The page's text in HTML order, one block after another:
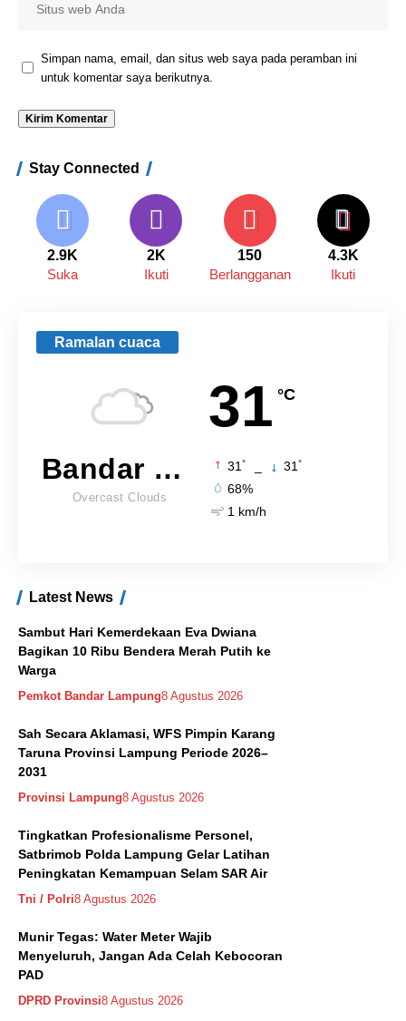
Simpan nama, email, dan situs web saya pada peramban ini
untuk komentar saya berikutnya.
Stay Connected
2.9K
Suka
2K
Ikuti
150
Berlangganan
4.3K
Ikuti
Ramalan cuaca
31 °C
Bandar Lampung
Overcast Clouds
31 ° 31 °
68%
1 km/h
Latest News
Sambut Hari Kemerdekaan Eva Dwiana
Bagikan 10 Ribu Bendera Merah Putih ke
Warga
Pemkot Bandar Lampung8 Agustus 2026
Sah Secara Aklamasi, WFS Pimpin Karang
Taruna Provinsi Lampung Periode 2026–
2031
Provinsi Lampung8 Agustus 2026
Tingkatkan Profesionalisme Personel,
Satbrimob Polda Lampung Gelar Latihan
Peningkatan Kemampuan Selam SAR Air
Tni / Polri8 Agustus 2026
Munir Tegas: Water Meter Wajib
Menyeluruh, Jangan Ada Celah Kebocoran
PAD
DPRD Provinsi8 Agustus 2026